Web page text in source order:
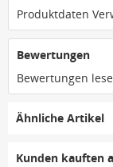
Produktdaten
Bewertungen
Bewertungen
Ähnliche Artikel
Kunden kauften